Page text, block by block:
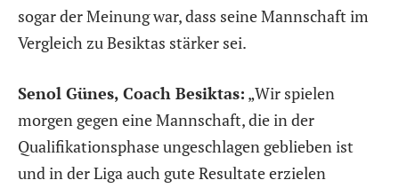
sogar der Meinung war, dass seine Mannschaft im
Vergleich zu Besiktas stärker sei.
Senol Günes, Coach Besiktas: „Wir spielen
morgen gegen eine Mannschaft, die in der
Qualifikationsphase ungeschlagen geblieben ist
und in der Liga auch gute Resultate erzielen